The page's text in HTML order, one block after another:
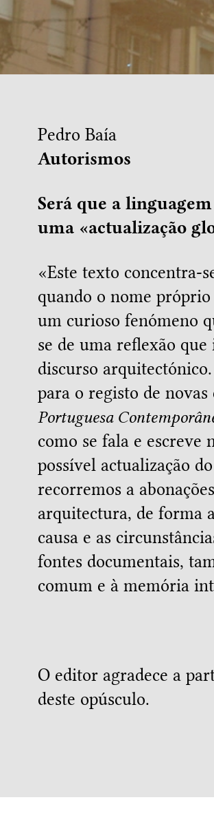
Pedro Baía
Autorismos
Será que a
uma «actualização
«Este texto concentra-
quando o nome
um curioso fenómeno
se de uma reflexão
discurso
para o registo de
Portuguesa
como se fala e escreve
possível actualização
recorremos a
arquitectura, de forma
causa e as
fontes documentais,
comum e à memória
O editor agradece a
deste opúsculo.